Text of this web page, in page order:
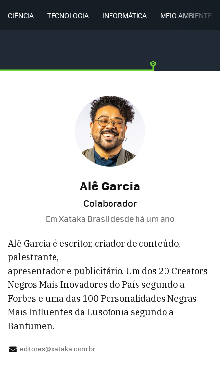
CIÊNCIA TECNOLOGIA INFORMÁTICA MEIO AMBIENTE
Alê Garcia
Colaborador
Em Xataka Brasil desdehá um ano
Alê Garcia é escritor, criador de conteúdo,
palestrante,
apresentador e publicitário. Um dos 20 Creators
Negros Mais Inovadores do País segundo a
Forbes e uma das 100 Personalidades Negras
Mais Influentes da Lusofonia segundo a
Bantumen.
editores@xataka.com.br